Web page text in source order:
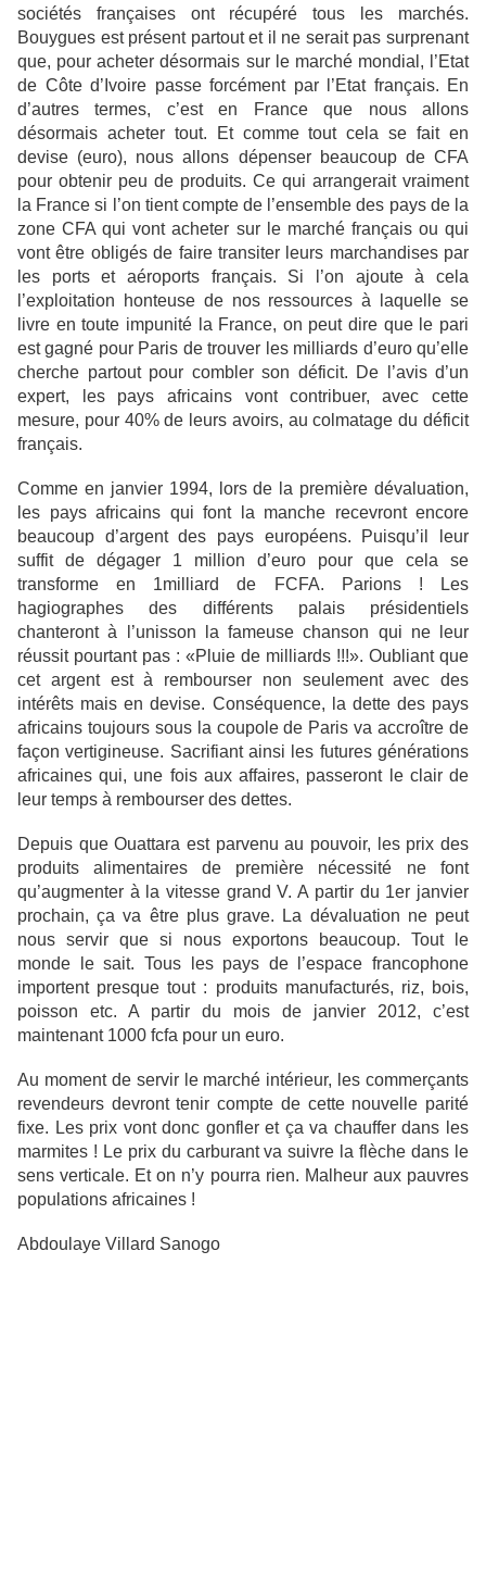
sociétés françaises ont
récupéré tous les marchés.
Bouygues est présent partout et il ne serait pas surprenant
que, pour acheter désormais sur le marché mondial, l’Etat
de Côte d’Ivoire passe forcément par l’Etat français. En
d’autres termes, c’est en France que nous allons
désormais acheter tout. Et comme tout cela se fait en
devise (euro), nous allons dépenser beaucoup de CFA
pour obtenir peu de produits. Ce qui arrangerait vraiment
la France si l’on tient compte de l’ensemble des pays de la
zone CFA qui vont acheter sur le marché français ou qui
vont être obligés de faire transiter leurs marchandises par
les ports et aéroports français. Si l’on ajoute à cela
l’exploitation honteuse de nos ressources à laquelle se
livre en toute impunité la France, on peut dire que le pari
est gagné pour Paris de trouver les milliards d’euro qu’elle
cherche partout pour combler son déficit. De l’avis d’un
expert, les pays africains vont
contribuer, avec cette
mesure, pour 40% de leurs avoirs, au colmatage du déficit
français.
Comme en janvier 1994, lors de la première dévaluation,
les pays africains qui font la manche recevront encore
beaucoup d’argent des pays européens. Puisqu’il leur
suffit de dégager 1 million d’euro pour que cela se
transforme en 1milliard de FCFA. Parions ! Les
hagiographes des différents palais présidentiels
chanteront à l’unisson la fameuse chanson qui ne leur
réussit pourtant pas : «Pluie de milliards !!!». Oubliant que
cet argent est à rembourser non seulement avec des
intérêts mais en devise. Conséquence, la dette des pays
africains toujours sous la coupole de Paris va accroître de
façon vertigineuse. Sacrifiant ainsi les futures générations
africaines qui, une fois aux affaires, passeront le clair de
leur temps à rembourser des dettes.
Depuis que Ouattara est parvenu au pouvoir, les prix des
produits alimentaires
de première nécessité ne font
qu’augmenter à la vitesse grand V. A partir du 1er janvier
prochain, ça va être plus grave. La dévaluation ne peut
nous servir que si nous exportons beaucoup. Tout le
monde le sait. Tous les pays de l’espace francophone
importent presque tout : produits manufacturés, riz, bois,
poisson etc. A partir du mois de janvier 2012, c’est
maintenant 1000 fcfa pour un euro.
Au moment de servir le marché intérieur, les commerçants
revendeurs devront tenir compte de cette nouvelle parité
fixe. Les prix vont donc gonfler et ça va chauffer dans les
marmites ! Le prix du carburant va suivre la flèche dans le
sens verticale. Et on n’y pourra rien. Malheur aux pauvres
populations africaines !
Abdoulaye Villard Sanogo